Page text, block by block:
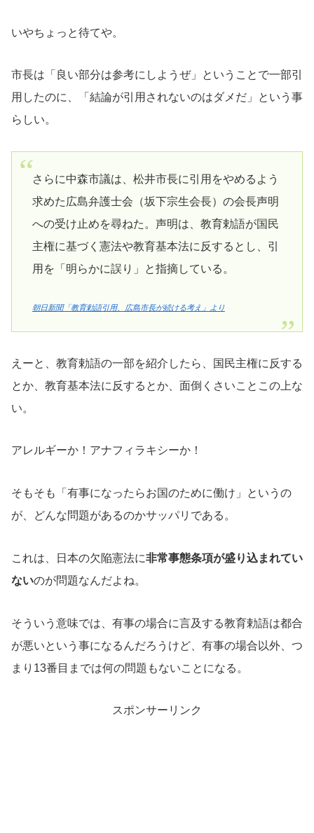
いやちょっと待てや。
市長は「良い部分は参考にしようぜ」ということで一部引
用したのに、「結論が引用されないのはダメだ」という事
らしい。
さらに中森市議は、松井市長に引用をやめるよう
求めた広島弁護士会（坂下宗生会長）の会長声明
への受け止めを尋ねた。声明は、教育勅語が国民
主権に基づく憲法や教育基本法に反するとし、引
用を「明らかに誤り」と指摘している。
朝日新聞「教育勅語引用、広島市長が続ける考え」より
えーと、教育勅語の一部を紹介したら、国民主権に反する
とか、教育基本法に反するとか、面倒くさいことこの上な
い。
アレルギーか！アナフィラキシーか！
そもそも「有事になったらお国のために働け」というの
が、どんな問題があるのかサッパリである。
これは、日本の欠陥憲法に非常事態条項が盛り込まれてい
ないのが問題なんだよね。
そういう意味では、有事の場合に言及する教育勅語は都合
が悪いという事になるんだろうけど、有事の場合以外、つ
まり13番目までは何の問題もないことになる。
スポンサーリンク